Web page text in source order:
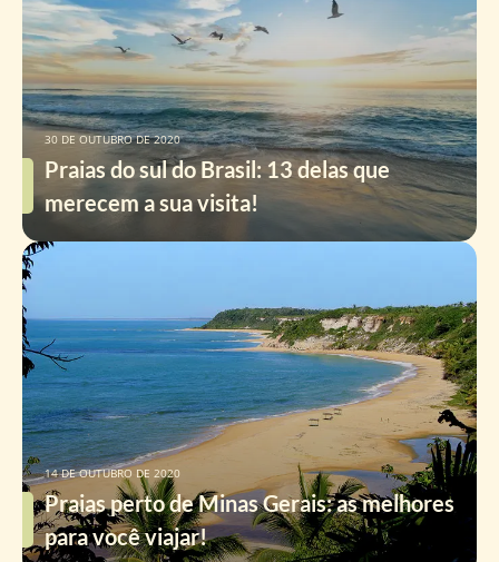
Praias do sul do Brasil: 13 delas que
merecem a sua visita!
30 DE OUTUBRO DE 2020
Praias perto de Minas Gerais: as melhores
para você viajar!
14 DE OUTUBRO DE 2020